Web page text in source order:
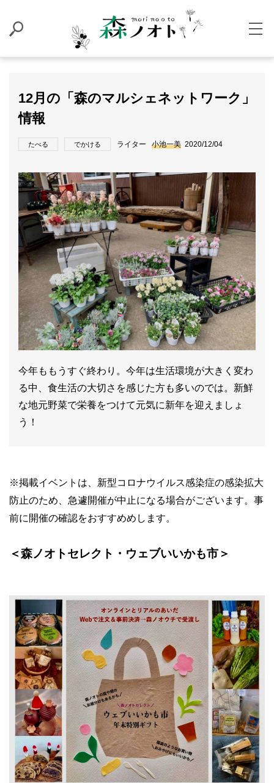
12月の「森のマルシェネットワーク」
情報
たべる でかける ライター 小池一美 2020/12/04
今年ももうすぐ終わり。今年は生活環境が大きく変わ
る中、食生活の大切さを感じた方も多いのでは。新鮮
な地元野菜で栄養をつけて元気に新年を迎えましょ
う！
※掲載イベントは、新型コロナウイルス感染症の感染拡大
防止のため、急遽開催が中止になる場合がございます。事
前に開催の確認をおすすめめします。
＜森ノオトセレクト・ウェブいいかも市＞